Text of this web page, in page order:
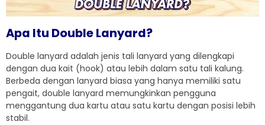
Apa Itu Double Lanyard?
Double lanyard adalah jenis tali lanyard yang dilengkapi
dengan dua kait (hook) atau lebih dalam satu tali kalung.
Berbeda dengan lanyard biasa yang hanya memiliki satu
pengait, double lanyard memungkinkan pengguna
menggantung dua kartu atau satu kartu dengan posisi lebih
stabil.